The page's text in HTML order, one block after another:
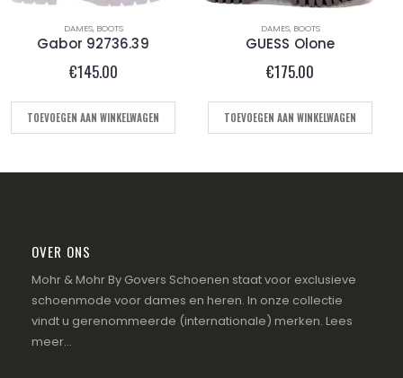
DAMES,BOOTS
GUESS Olone
€175.00
TOEVOEGEN AAN WINKELWAGEN
DAMES,KORTE LAARS DAMES
AS.98 b01205 Brown
€245.00
OPTIES SELECTEREN
OVER ONS
Mohr & Mohr By Govers Schoenen staat voor exclusieve
schoenmode voor dames en heren. In onze collectie
vindt u gerenommeerde (internationale) merken. Lees
meer...